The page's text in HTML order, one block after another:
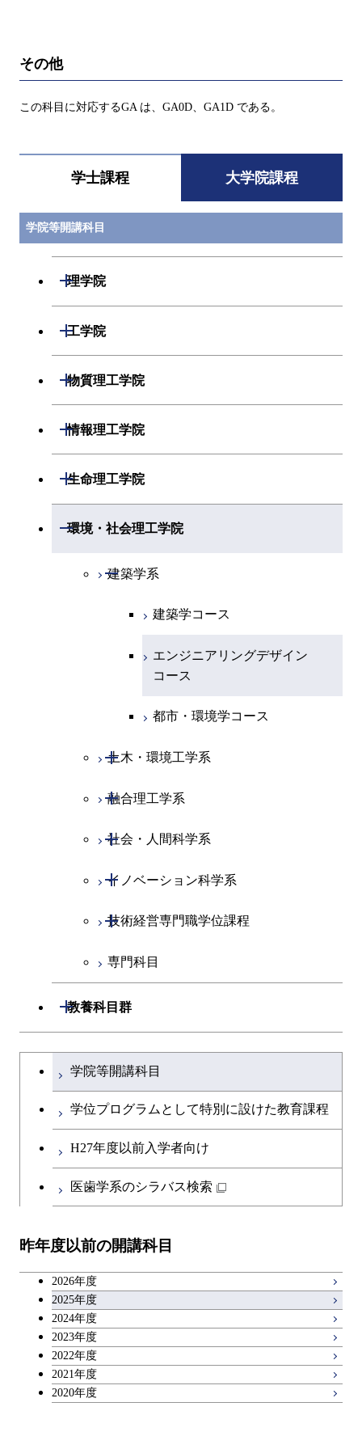
その他
この科目に対応するGA は、GA0D、GA1D である。
学士課程 大学院課程
学院等開講科目
理学院
開閉
物理学コース
化学系
開閉
エネルギー・情報コース
物質・情報卓越コース
地球生命コース
専門科目
工学院
開閉
機械系
開閉
エネルギーコース
エンジニアリングデザイン
ース
原子核工学コース
システム制御コース
コース
電気電子系
開閉
エネルギーコース
エネルギー・情報コース
ライフエンジニアリングコ
原子核工学コース
人間医療科学技術コース
物質・情報卓越コース
情報通信コース
エンジニアリングデザイン
ース
経営工学系
開閉
経営工学コース
エンジニアリングデザイン
専門科目
物質理工学院
開閉
材料系
開閉
エネルギーコース
ース
原子核工学コース
応用化学コース
ース
専門科目
情報理工学院
開閉
数理・計算科学系
開閉
ース
知能情報コース
生命理工学院
開閉
生命理工学系
開閉
生命理工学コース
ライフエンジニアリングコ
人間医療科学技術コース
物質・情報卓越コース
専門科目
環境・社会理工学院
開閉
建築学系
開閉
建築学コース
エンジニアリングデザイン
コース
都市・環境学コース
土木・環境工学系
開閉
土木工学コース
エンジニアリングデザイン
融合理工学系
開閉
地球環境共創コース
エネルギーコース
エネルギー・情報コース
エンジニアリングデザイン
コース
物質・情報卓越コース
社会・人間科学系
開閉
社会・人間科学コース
イノベーション科学系
開閉
イノベーション科学コース
人間医療科学技術コース
技術経営専門職学位課程
開閉
技術経営専門職学位課程
専門科目
教養科目群
開閉
文系教養科目
英語科目
第二外国語科目
キャリア科目
大学院課程を切り替える
学院等開講科目
学位プログラムとして特別に設けた教育課程
H27年度以前入学者向け
医歯学系のシラバス検索
昨年度以前の開講科目
2026年度
2025年度
2024年度
2023年度
2022年度
2021年度
2020年度